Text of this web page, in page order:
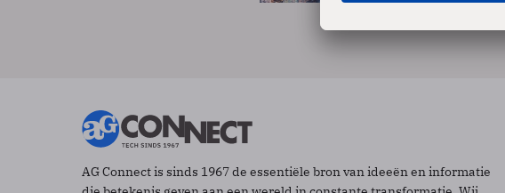
AG Connect is sinds 1967 de essentiële bron van ideeën en informatie